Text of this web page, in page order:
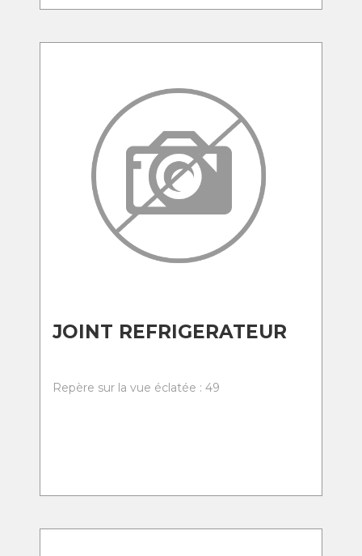
JOINT REFRIGERATEUR
Repère sur la vue éclatée : 49